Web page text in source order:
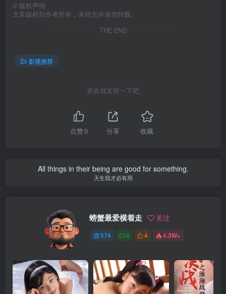
© 版权声明
文章版权归作者所有，未经允许请勿转载。
THE END
影视推荐
喜欢就支持一下吧
点赞0 分享 收藏
All things in their being are good for something.
天生我才必有用
螃蟹最爱横着走 关注
574 0 4 4.3W+